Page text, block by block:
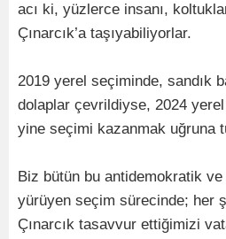
acı ki, yüzlerce insanı,
Çınarcık’a taşıyabiliyorlar.
2019 yerel seçiminde, sandık
dolaplar çevrildiyse, 2024
yine seçimi kazanmak uğruna
Biz bütün bu antidemokratik
yürüyen seçim sürecinde; her
Çınarcık tasavvur ettiğimizi